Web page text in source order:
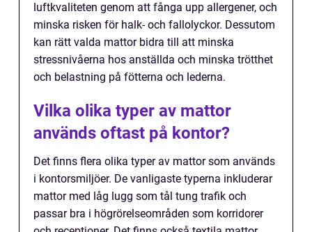
luftkvaliteten genom att fånga upp allergener, och
minska risken för halk- och fallolyckor. Dessutom
kan rätt valda mattor bidra till att minska
stressnivåerna hos anställda och minska trötthet
och belastning på fötterna och lederna.
Vilka olika typer av mattor
används oftast på kontor?
Det finns flera olika typer av mattor som används
i kontorsmiljöer. De vanligaste typerna inkluderar
mattor med låg lugg som tål tung trafik och
passar bra i högrörelseområden som korridorer